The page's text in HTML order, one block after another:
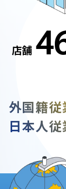
店舗
外国籍従
日本人